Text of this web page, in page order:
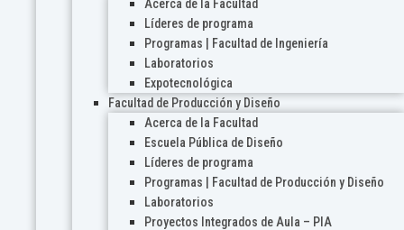
Acerca de la Facultad
Líderes de programa
Programas | Facultad de Ingeniería
Laboratorios
Expotecnológica
Facultad de Producción y Diseño
Acerca de la Facultad
Escuela Pública de Diseño
Líderes de programa
Programas | Facultad de Producción y Diseño
Laboratorios
Proyectos Integrados de Aula – PIA